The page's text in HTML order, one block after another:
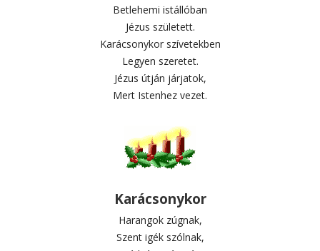
Betlehemi istállóban
Jézus született.
Karácsonykor szívetekben
Legyen szeretet.
Jézus útján járjatok,
Mert Istenhez vezet.
Karácsonykor
Harangok zúgnak,
Szent igék szólnak,